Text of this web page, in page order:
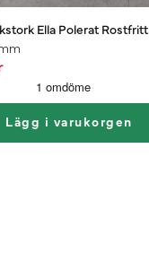
Ella Polerat Rostfritt
Lägg i varukorgen